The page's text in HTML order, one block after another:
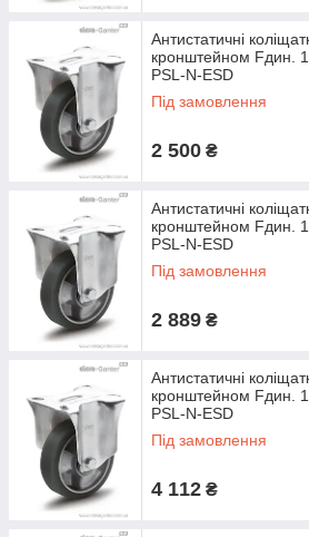
Антистатичні
кронштейном Fдин.
PSL-N-ESD
Під замовлення
2 500 ₴
Антистатичні
кронштейном Fдин.
PSL-N-ESD
Під замовлення
2 889 ₴
Антистатичні
кронштейном Fдин.
PSL-N-ESD
Під замовлення
4 112 ₴